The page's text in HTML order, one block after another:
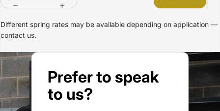
Different spring rates may be available depending on application —
contact us.
Prefer to speak
to us?